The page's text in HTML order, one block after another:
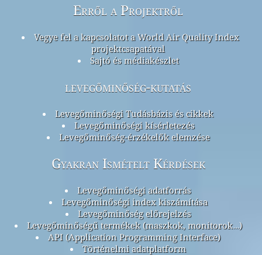
Erről a Projektről
Vegye fel a kapcsolatot a World Air Quality Index
projektcsapatával
Sajtó és médiakészlet
levegőminőség-kutatás
Levegőminőségi Tudásbázis és cikkek
Levegőminőségi kísérletezés
Levegőminőség-érzékelők elemzése
Gyakran Ismételt Kérdések
Levegőminőségi adatforrás
Levegőminőségi index kiszámítása
Levegőminőség előrejelzés
Levegőminőségű termékek (maszkok, monitorok…)
API (Application Programming Interface)
Történelmi adatplatform